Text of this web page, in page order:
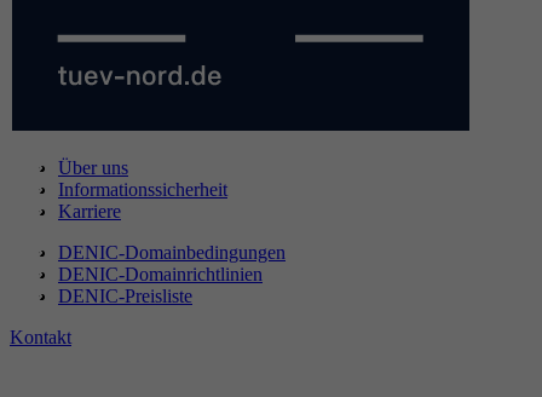
Über uns
Informationssicherheit
Karriere
DENIC-Domainbedingungen
DENIC-Domainrichtlinien
DENIC-Preisliste
Kontakt